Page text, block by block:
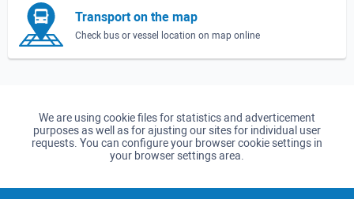
Transport on the map
Check bus or vessel location on map online
We are using cookie files for statistics and adverticement
purposes as well as for ajusting our sites for individual user
requests. You can configure your browser cookie settings in
your browser settings area.